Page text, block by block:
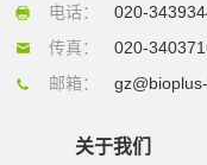
电话：
020-
传真：
020-
邮箱：
关于我们